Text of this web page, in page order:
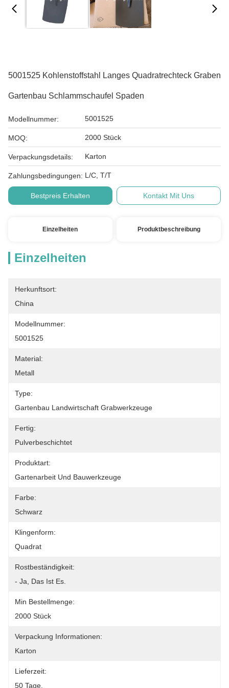
5001525 Kohlenstoffstahl Langes Quadratrechteck Graben
Gartenbau Schlammschaufel Spaden
Modellnummer: 5001525
MOQ: 2000 Stück
Verpackungsdetails: Karton
Zahlungsbedingungen: L/C, T/T
Bestpreis Erhalten Kontakt Mit Uns
Einzelheiten Produktbeschreibung
Einzelheiten
Herkunftsort:
China
Modellnummer:
5001525
Material:
Metall
Type:
Gartenbau Landwirtschaft Grabwerkzeuge
Fertig:
Pulverbeschichtet
Produktart:
Gartenarbeit Und Bauwerkzeuge
Farbe:
Schwarz
Klingenform:
Quadrat
Rostbeständigkeit:
- Ja, Das Ist Es.
Min Bestellmenge:
2000 Stück
Verpackung Informationen:
Karton
Lieferzeit:
50 Tage.